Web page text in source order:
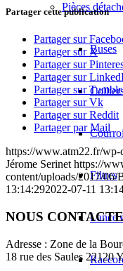
Pièces
Buses
Filtres
Lance
Partager cette publication
Partager sur
Partager sur X
Partager sur
Partager sur
Partager sur Tumblr
Partager sur Vk
Partager sur Reddit
Partager par Mail
https://www.atm22.fr/
Jérome Serinet https://
content/uploads/2017/
13:14:292022-07-11
NOUS
Adresse : Zone de la
18 rue des Saules 22120